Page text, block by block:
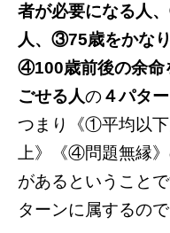
者が必要になる人
人、③75歳をかな
④100歳前後の余命
ごせる人の４パタ
つまり《①平均以
上》《④問題無縁
があるということ
ターンに属するので